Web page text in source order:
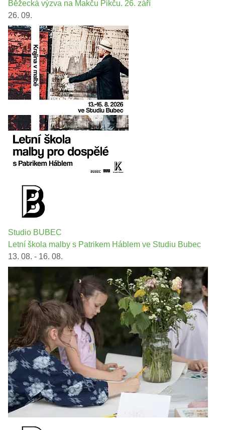
Běžecká výzva na Makču Pikču. 26. září
26. 09.
Studio BUBEC
Letní škola malby s Patrikem Háblem ve Studiu Bubec
13. 08. - 16. 08.